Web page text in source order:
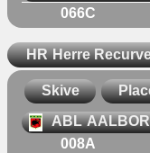
066C
HR Herre
Skive
ABL
008A